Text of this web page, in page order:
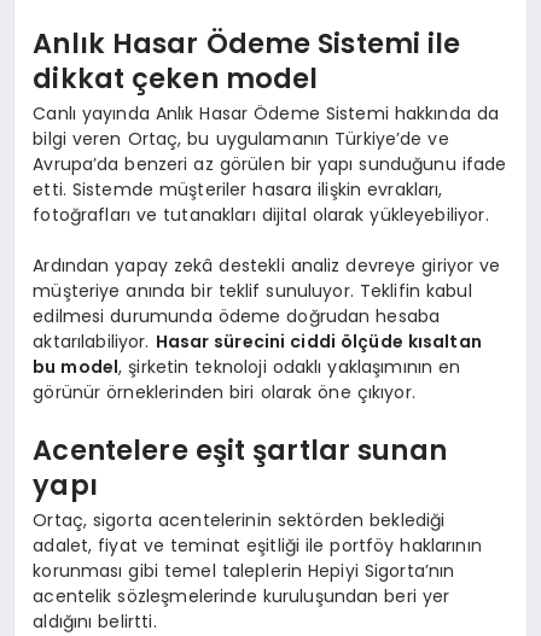
Anlık Hasar Ödeme Sistemi ile
dikkat çeken model
Canlı yayında Anlık Hasar Ödeme Sistemi hakkında da
bilgi veren Ortaç, bu uygulamanın Türkiye’de ve
Avrupa’da benzeri az görülen bir yapı sunduğunu ifade
etti. Sistemde müşteriler hasara ilişkin evrakları,
fotoğrafları ve tutanakları dijital olarak yükleyebiliyor.
Ardından yapay zekâ destekli analiz devreye giriyor ve
müşteriye anında bir teklif sunuluyor. Teklifin kabul
edilmesi durumunda ödeme doğrudan hesaba
aktarılabiliyor. Hasar sürecini ciddi ölçüde kısaltan
bu model, şirketin teknoloji odaklı yaklaşımının en
görünür örneklerinden biri olarak öne çıkıyor.
Acentelere eşit şartlar sunan
yapı
Ortaç, sigorta acentelerinin sektörden beklediği
adalet, fiyat ve teminat eşitliği ile portföy haklarının
korunması gibi temel taleplerin Hepiyi Sigorta’nın
acentelik sözleşmelerinde kuruluşundan beri yer
aldığını belirtti.